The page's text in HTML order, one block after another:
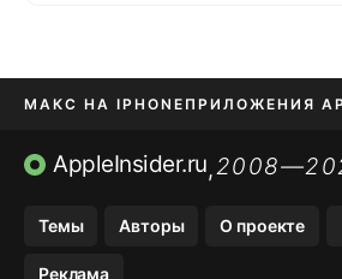
МАКС НА IPHONE ПРИЛОЖЕНИЯ
TIKTOK НА IPHONEПРИЛОЖЕНИЯ БЕЗ
AppleInsider.ru,
Темы Авторы О проекте
Реклама